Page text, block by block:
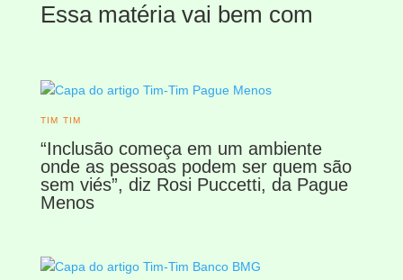
Essa matéria vai bem com
TIM TIM
“Inclusão começa em um ambiente
onde as pessoas podem ser quem são
sem viés”, diz Rosi Puccetti, da Pague
Menos